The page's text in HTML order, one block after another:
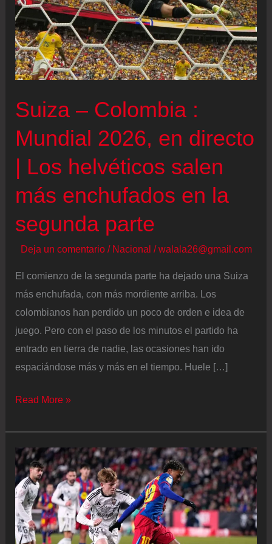
Suiza – Colombia :
Mundial 2026, en directo
| Los helvéticos salen
más enchufados en la
segunda parte
Deja un comentario / Nacional /walala26@gmail.com
El comienzo de la segunda parte ha dejado una Suiza
más enchufada, con más mordiente arriba. Los
colombianos han perdido un poco de orden e idea de
juego. Pero con el paso de los minutos el partido ha
entrado en tierra de nadie, las ocasiones han ido
espaciándose más y más en el tiempo. Huele […]
Suiza
Colombia
:
Mundial
2026,
en
directo
Read More »